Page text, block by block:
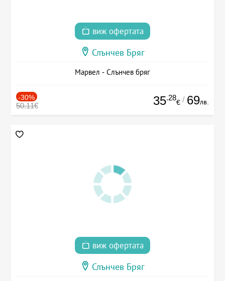
виж офертата
Слънчев Бряг
Марвел - Слънчев бряг
-30%
50.11€ 35.28
€ / 69лв.
виж офертата
Слънчев Бряг